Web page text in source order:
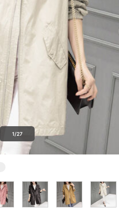
1/27